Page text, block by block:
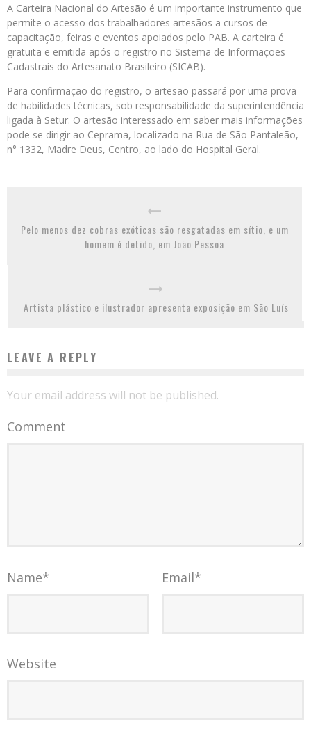
A Carteira Nacional do Artesão é um importante instrumento que
permite o acesso dos trabalhadores artesãos a cursos de
capacitação, feiras e eventos apoiados pelo PAB. A carteira é
gratuita e emitida após o registro no Sistema de Informações
Cadastrais do Artesanato Brasileiro (SICAB).
Para confirmação do registro, o artesão passará por uma prova
de habilidades técnicas, sob responsabilidade da superintendência
ligada à Setur. O artesão interessado em saber mais informações
pode se dirigir ao Ceprama, localizado na Rua de São Pantaleão,
n° 1332, Madre Deus, Centro, ao lado do Hospital Geral.
Pelo menos dez cobras exóticas são resgatadas em sítio, e um
homem é detido, em João Pessoa
Artista plástico e ilustrador apresenta exposição em São Luís
LEAVE A REPLY
Your email address will not be published.
Comment
Name* Email*
Website